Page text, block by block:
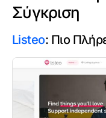
Σύγκριση
Listeo: Πιο